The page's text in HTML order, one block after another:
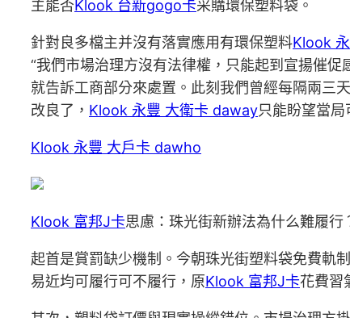
主能否Klook 台新gogo卡采購環保塑料袋。
針對良多檔主并沒有落實應用有環保塑料Klook
“我們市場治理方沒有法律權，只能起到宣揚催
就告訴工商部分來處置。此刻我們曾經每隔兩三
改良了， Klook 永豐 大衛卡 daway只能盼望當局
Klook 永豐 大戶卡 dawho
Klook 富邦J卡思慮：珠光街新辦法為什么難履行
起首是賞罰缺少機制。今朝珠光街塑料袋免費
易近均可履行可不履行，原Klook 富邦J卡花費習